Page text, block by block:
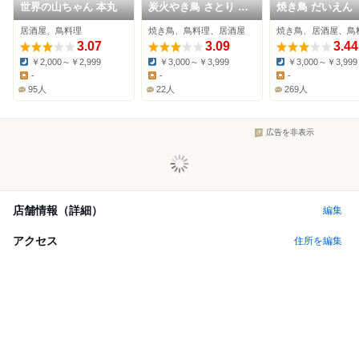
世界の山ちゃん 本丸
居酒屋、鳥料理
3.07
Dinner:
￥2,000～￥2,999
Lunch:
-
95人
炭火やき鳥 さとり 栄
店
焼き鳥、鳥料理、居酒屋
3.09
Dinner:
￥3,000～￥3,999
Lunch:
-
22人
焼き鳥 だいえん
焼き鳥、居酒屋、鳥
3.44
Dinner:
￥3,000～￥3,999
-
269人
広告を非表示
店舗情報（詳細） 編集
アクセス 住所を編集